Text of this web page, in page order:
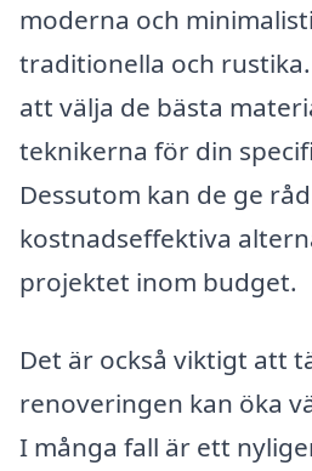
moderna och
traditionella och
att välja de bästa
teknikerna för din
Dessutom kan de ge
kostnadseffektiva
projektet inom budget.
Det är också viktigt att
renoveringen kan öka
I många fall är ett